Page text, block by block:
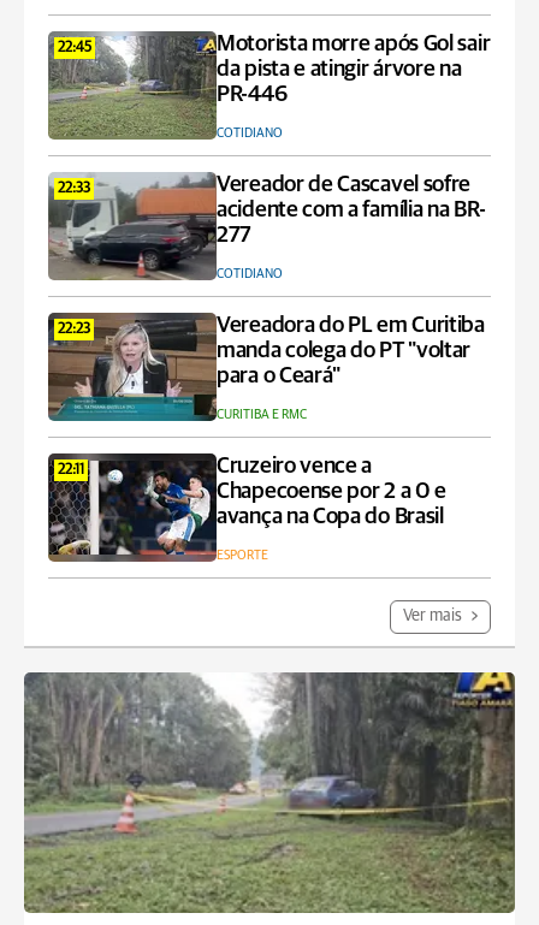
22:45
Motorista morre após Gol sair
da pista e atingir árvore na
PR-446
COTIDIANO
22:33
Vereador de Cascavel sofre
acidente com a família na BR-
277
COTIDIANO
22:23
Vereadora do PL em Curitiba
manda colega do PT "voltar
para o Ceará"
CURITIBA E RMC
22:11
Cruzeiro vence a
Chapecoense por 2 a 0 e
avança na Copa do Brasil
ESPORTE
Ver mais